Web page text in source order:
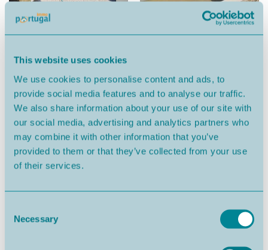
This website uses cookies
We use cookies to personalise content and ads, to
provide social media features and to analyse our traffic.
We also share information about your use of our site with
our social media, advertising and analytics partners who
may combine it with other information that you’ve
provided to them or that they’ve collected from your use
of their services.
Selection
Necessary